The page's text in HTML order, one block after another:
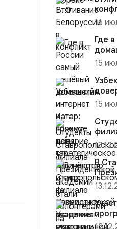
16
Где
цены
15
15
на...
В